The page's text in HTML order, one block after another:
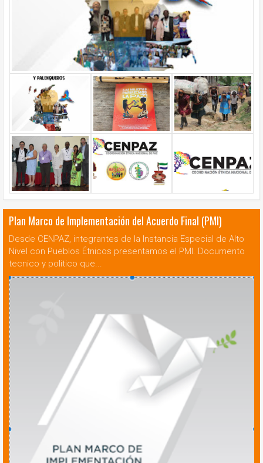
Plan Marco de Implementación del Acuerdo Final (PMI)
Desde CENPAZ, integrantes de la Instancia Especial de Alto
Nivel con Pueblos Étnicos presentamos el PMI. Documento
tecnico y politico que...